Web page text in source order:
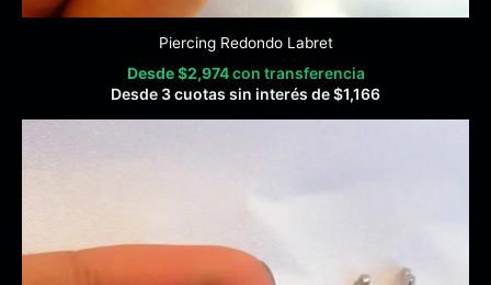
Piercing Redondo Labret
Desde$2,974 con transferencia
Desde 3 cuotas sin interés de$1,166